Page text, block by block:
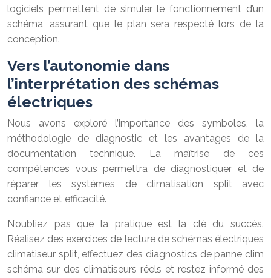
logiciels permettent de simuler le fonctionnement d’un
schéma, assurant que le plan sera respecté lors de la
conception.
Vers l’autonomie dans
l’interprétation des schémas
électriques
Nous avons exploré l’importance des symboles, la
méthodologie de diagnostic et les avantages de la
documentation technique. La maîtrise de ces
compétences vous permettra de diagnostiquer et de
réparer les systèmes de climatisation split avec
confiance et efficacité.
N’oubliez pas que la pratique est la clé du succès.
Réalisez des exercices de lecture de schémas électriques
climatiseur split, effectuez des diagnostics de panne clim
schéma sur des climatiseurs réels et restez informé des